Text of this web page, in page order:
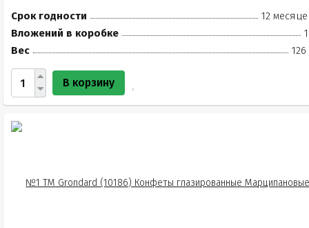
Срок годности
12
Вложений в коробке
Вес
126
В корзину